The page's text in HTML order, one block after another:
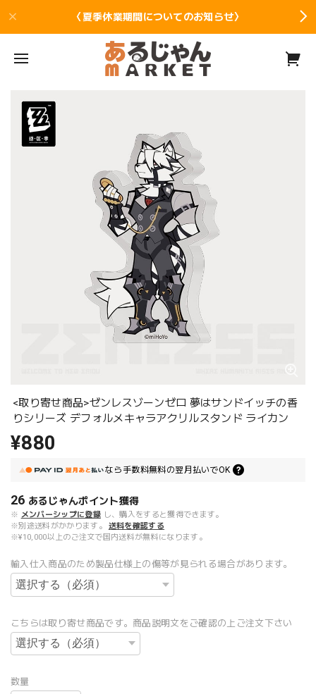
〈夏季休業期間についてのお知らせ〉
<取り寄せ商品>ゼンレスゾーンゼロ 夢はサンドイッチの香
りシリーズ デフォルメキャラアクリルスタンド ライカン
¥880
なら 手数料無料の翌月払いでOK
26 あるじゃんポイント獲得
※ メンバーシップに登録 し、購入をすると獲得できます。
※別途送料がかかります。
送料を確認する
※¥10,000以上のご注文で国内送料が無料になります。
輸入仕入商品のため製品仕様上の傷等が見られる場合があります。
こちらは取り寄せ商品です。商品説明文をご確認の上ご注文下さい
数量